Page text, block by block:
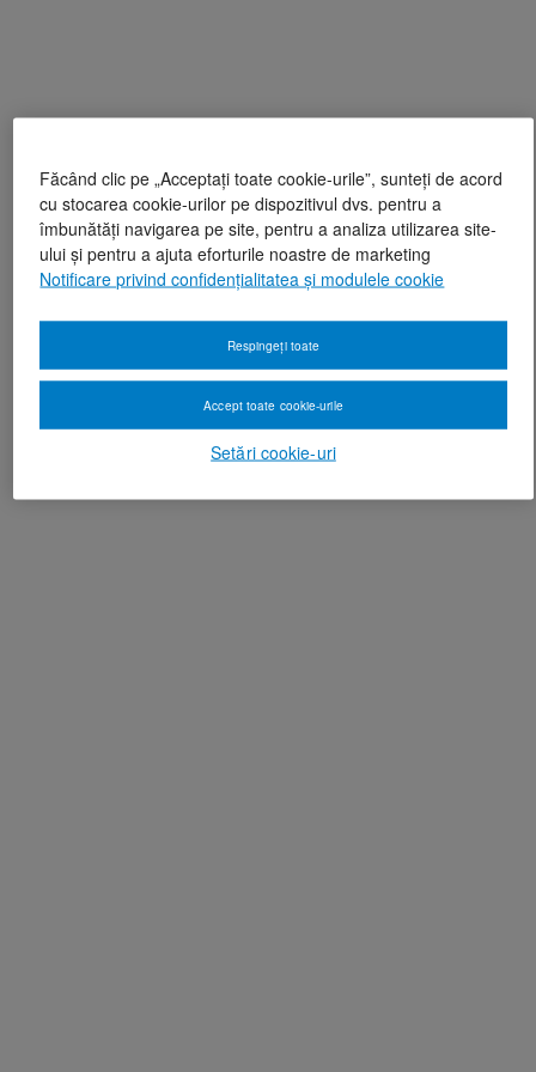
Făcând clic pe „Acceptați toate cookie-urile”, sunteți de acord
cu stocarea cookie-urilor pe dispozitivul dvs. pentru a
îmbunătăți navigarea pe site, pentru a analiza utilizarea site-
ului și pentru a ajuta eforturile noastre de marketing
Notificare privind confidențialitatea și modulele cookie
Setări cookie-uri
Respingeți toate
Accept toate cookie-urile